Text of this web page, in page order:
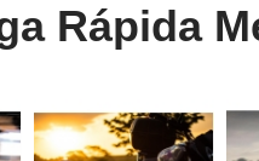
Rápida